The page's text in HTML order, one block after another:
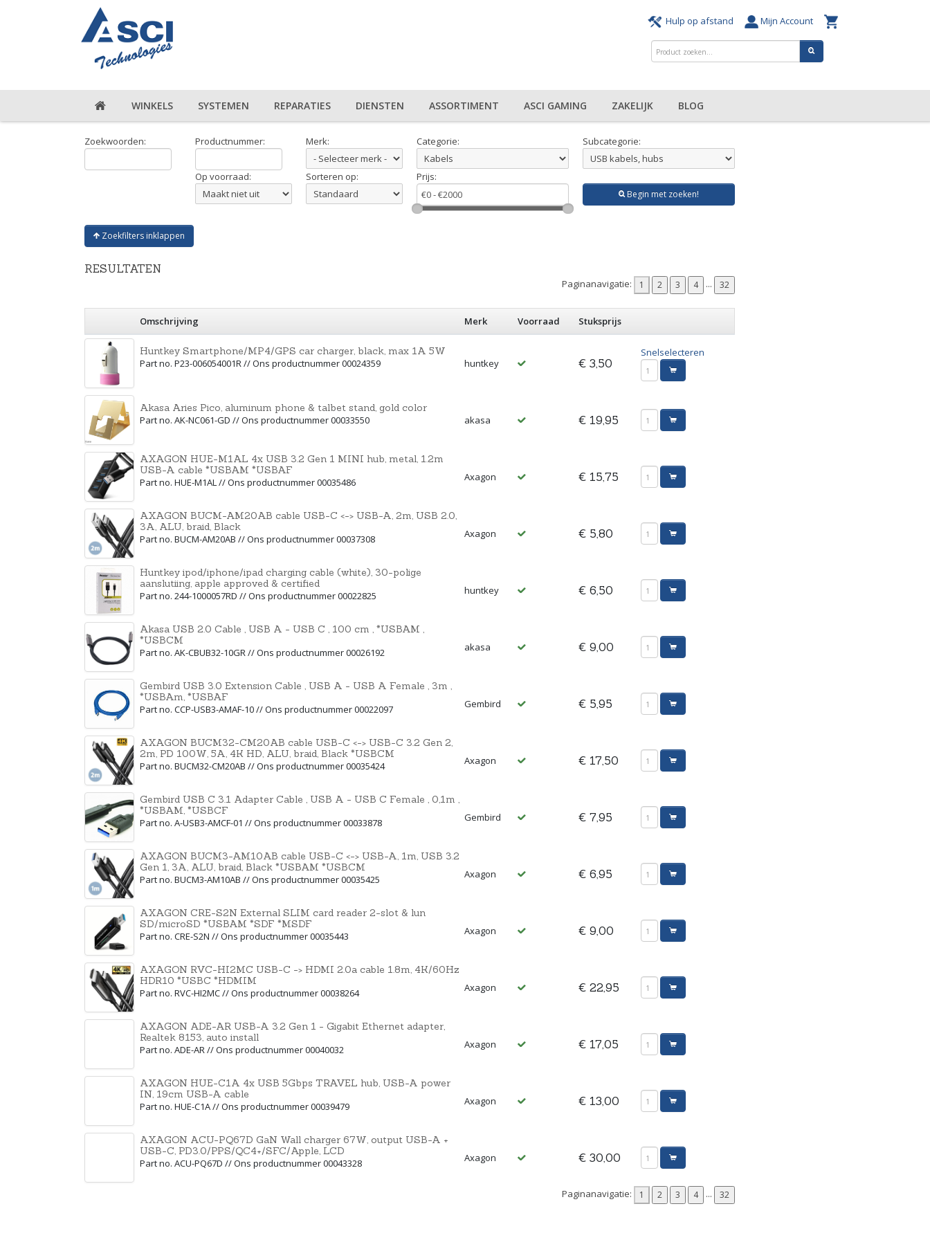
Hulp op afstand Mijn Account
WINKELS SYSTEMEN REPARATIES DIENSTEN ASSORTIMENT ASCI GAMING ZAKELIJK BLOG
Zoekwoorden: Productnummer: Merk: Categorie: Subcategorie:
Op voorraad: Sorteren op: Prijs:
Begin met zoeken!
Zoekfilters inklappen
RESULTATEN
Paginanavigatie: ...
Omschrijving Merk Voorraad Stuksprijs
Huntkey Smartphone/MP4/GPS car charger, black, max 1A 5W
Part no. P23-006054001R // Ons productnummer 00024359
huntkey € 3,50
Snelselecteren
Akasa Aries Pico, aluminum phone & talbet stand, gold color
Part no. AK-NC061-GD // Ons productnummer 00033550
akasa € 19,95
AXAGON HUE-M1AL 4x USB 3.2 Gen 1 MINI hub, metal, 1.2m
USB-A cable *USBAM *USBAF
Part no. HUE-M1AL // Ons productnummer 00035486
Axagon € 15,75
AXAGON BUCM-AM20AB cable USB-C <-> USB-A, 2m, USB 2.0,
3A, ALU, braid, Black
Part no. BUCM-AM20AB // Ons productnummer 00037308
Axagon € 5,80
Huntkey ipod/iphone/ipad charging cable (white), 30-polige
aanslutiing, apple approved & certified
Part no. 244-1000057RD // Ons productnummer 00022825
huntkey € 6,50
Akasa USB 2.0 Cable , USB A - USB C , 100 cm , *USBAM ,
*USBCM
Part no. AK-CBUB32-10GR // Ons productnummer 00026192
akasa € 9,00
Gembird USB 3.0 Extension Cable , USB A - USB A Female , 3m ,
*USBAm, *USBAF
Part no. CCP-USB3-AMAF-10 // Ons productnummer 00022097
Gembird € 5,95
AXAGON BUCM32-CM20AB cable USB-C <-> USB-C 3.2 Gen 2,
2m, PD 100W, 5A, 4K HD, ALU, braid, Black *USBCM
Part no. BUCM32-CM20AB // Ons productnummer 00035424
Axagon € 17,50
Gembird USB C 3.1 Adapter Cable , USB A - USB C Female , 0,1m ,
*USBAM, *USBCF
Part no. A-USB3-AMCF-01 // Ons productnummer 00033878
Gembird € 7,95
AXAGON BUCM3-AM10AB cable USB-C <-> USB-A, 1m, USB 3.2
Gen 1, 3A, ALU, braid, Black *USBAM *USBCM
Part no. BUCM3-AM10AB // Ons productnummer 00035425
Axagon € 6,95
AXAGON CRE-S2N External SLIM card reader 2-slot & lun
SD/microSD *USBAM *SDF *MSDF
Part no. CRE-S2N // Ons productnummer 00035443
Axagon € 9,00
AXAGON RVC-HI2MC USB-C -> HDMI 2.0a cable 1.8m, 4K/60Hz
HDR10 *USBC *HDMIM
Part no. RVC-HI2MC // Ons productnummer 00038264
Axagon € 22,95
AXAGON ADE-AR USB-A 3.2 Gen 1 - Gigabit Ethernet adapter,
Realtek 8153, auto install
Part no. ADE-AR // Ons productnummer 00040032
Axagon € 17,05
AXAGON HUE-C1A 4x USB 5Gbps TRAVEL hub, USB-A power
IN, 19cm USB-A cable
Part no. HUE-C1A // Ons productnummer 00039479
Axagon € 13,00
AXAGON ACU-PQ67D GaN Wall charger 67W, output USB-A +
USB-C, PD3.0/PPS/QC4+/SFC/Apple, LCD
Part no. ACU-PQ67D // Ons productnummer 00043328
Axagon € 30,00
Paginanavigatie: ...